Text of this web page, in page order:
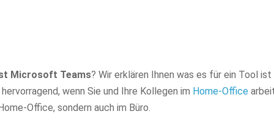
Microsoft Teams? Wir erklären Ihnen was es für ein Tool ist
wenn Sie und Ihre Kollegen im Home-Office
Office, sondern auch im Büro.